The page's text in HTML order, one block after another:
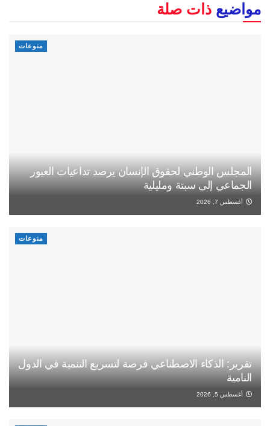
مواضيع ذات صلة
منوعات
المجلس الوطني لحقوق الإنسان يرصد تداعيات العبور
الجماعي إلى سبتة ومليلية
أغسطس 7, 2026
منوعات
تقرير: الذكاء الاصطناعي فرصة لتسريع التنمية في الدول
النامية
أغسطس 5, 2026